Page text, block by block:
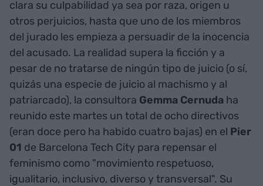
clara su culpabilidad ya sea por raza, origen u
otros perjuicios, hasta que uno de los miembros
del jurado les empieza a persuadir de la inocencia
del acusado. La realidad supera la ficción y a
pesar de no tratarse de ningún tipo de juicio (o sí,
quizás una especie de juicio al machismo y al
patriarcado), la consultora Gemma Cernuda ha
reunido este martes un total de ocho directivos
(eran doce pero ha habido cuatro bajas) en el Pier
01 de Barcelona Tech City para repensar el
feminismo como "movimiento respetuoso,
igualitario, inclusivo, diverso y transversal". Su